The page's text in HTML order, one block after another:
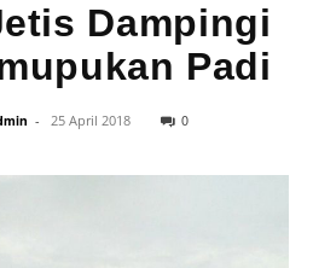
Dampingi
Padi
- 25 April 2018 0